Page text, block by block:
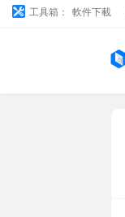
工具箱： 軟件下載